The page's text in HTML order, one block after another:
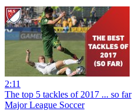
2:11
The top 5 tackles of 2017 ... so far
Major League Soccer